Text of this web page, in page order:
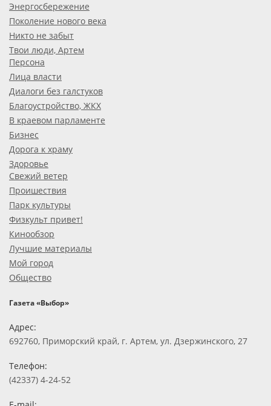
Энергосбережение
Поколение нового века
Никто не забыт
Твои люди, Артем
Персона
Лица власти
Диалоги без галстуков
Благоустройство, ЖКХ
В краевом парламенте
Бизнес
Дорога к храму
Здоровье
Свежий ветер
Проишествия
Парк культуры
Физкульт привет!
Кинообзор
Лучшие материалы
Мой город
Общество
Газета «Выбор»
Адрес:
692760, Приморский край, г. Артем, ул. Дзержинского, 27
Телефон:
(42337) 4-24-52